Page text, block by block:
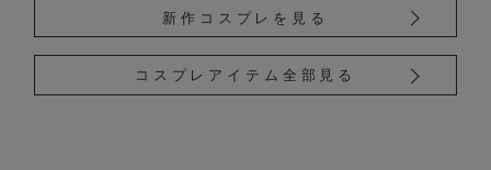
新作コスプレを見る
コスプレアイテム全部見る